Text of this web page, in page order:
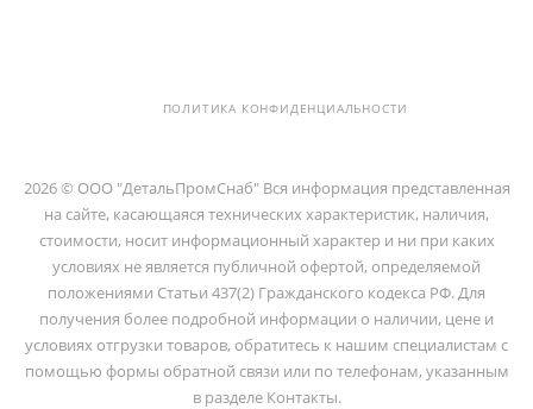
ПОЛИТИКА КОНФИДЕНЦИАЛЬНОСТИ
2026 © ООО "ДетальПромСнаб" Вся информация представленная
на сайте, касающаяся технических характеристик, наличия,
стоимости, носит информационный характер и ни при каких
условиях не является публичной офертой, определяемой
положениями Статьи 437(2) Гражданского кодекса РФ. Для
получения более подробной информации о наличии, цене и
условиях отгрузки товаров, обратитесь к нашим специалистам с
помощью формы обратной связи или по телефонам, указанным
в разделе Контакты.